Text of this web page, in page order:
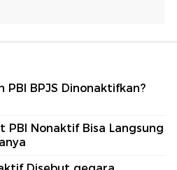
PBI BPJS Dinonaktifkan?
PBI Nonaktif Bisa Langsung